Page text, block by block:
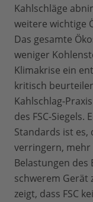
Kahlschläge
weitere wichtige
Das gesamte
weniger
Klimakrise ein
kritisch
Kahlschlag-
des FSC-Siegels.
Standards ist es,
verringern, mehr
Belastungen des
schwerem Gerät
zeigt, dass FSC